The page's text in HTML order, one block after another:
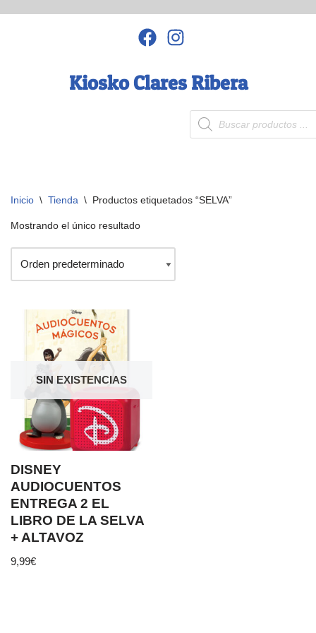
Kiosko Clares Ribera
Inicio \ Tienda \ Productos etiquetados “SELVA”
Mostrando el único resultado
SIN EXISTENCIAS
DISNEY
AUDIOCUENTOS
ENTREGA 2 EL
LIBRO DE LA SELVA
+ ALTAVOZ
9,99€